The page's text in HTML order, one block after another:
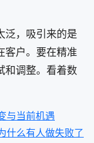
泛，吸引来的是
客户。要在精准
和调整。看着数
与当前机遇
什么有人做失败了